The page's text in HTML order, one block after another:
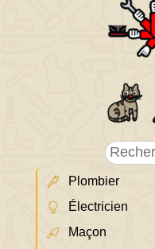
Plombier
Électricien
Maçon